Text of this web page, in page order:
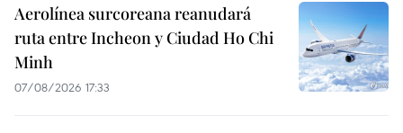
Aerolínea surcoreana reanudará
ruta entre Incheon y Ciudad Ho Chi
Minh
07/08/2026 17:33